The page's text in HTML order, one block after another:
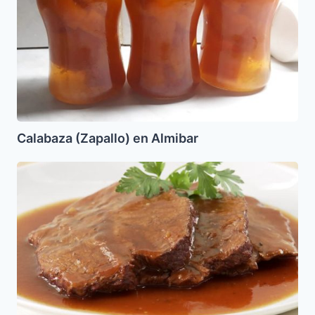
Calabaza (Zapallo) en Almibar
Enrollado